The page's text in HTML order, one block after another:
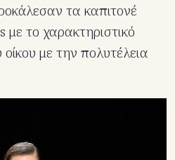
τα καπιτονέ
το χαρακτηριστικό
με την πολυτέλεια